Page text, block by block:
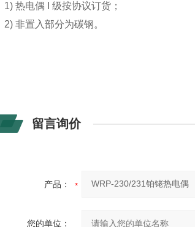
1) 热电偶 I 级按协议订货；
2) 非置入部分为碳钢。
留言询价
产品：
您的单位：